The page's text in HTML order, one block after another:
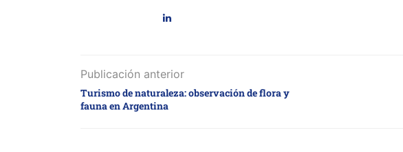
Publicación anterior
Turismo de naturaleza: observación de flora y
fauna en Argentina